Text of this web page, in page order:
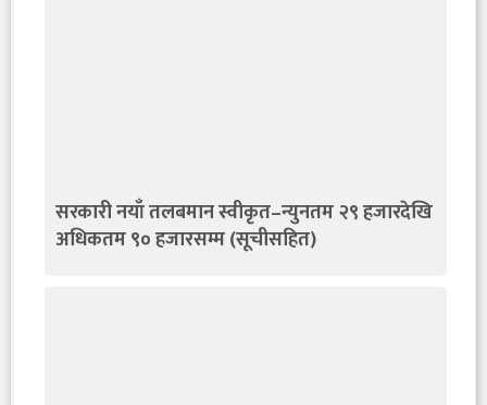
सरकारी नयाँ तलबमान स्वीकृत–न्युनतम २९ हजारदेखि
अधिकतम ९० हजारसम्म (सूचीसहित)